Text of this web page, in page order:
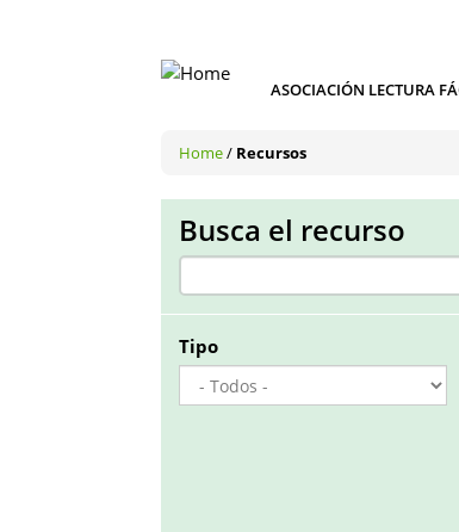
ASOCIACIÓN LECTURA
Home/ Recursos
Busca el recurso
Tipo